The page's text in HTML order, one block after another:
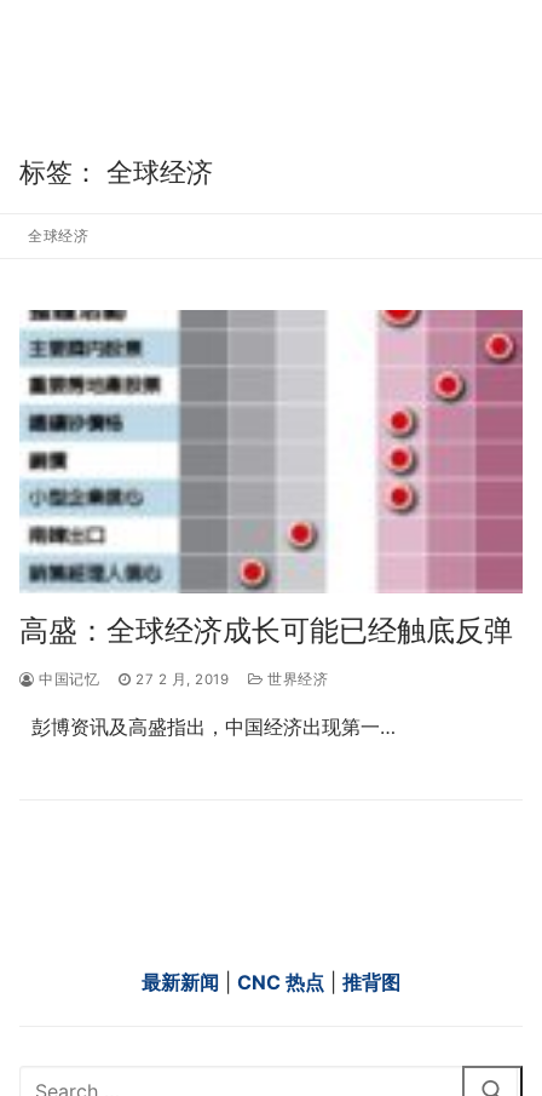
标签： 全球经济
全球经济
高盛：全球经济成长可能已经触底反弹
中国记忆 27 2 月, 2019 世界经济
彭博资讯及高盛指出，中国经济出现第一…
最新新闻 CNC 热点 推背图
Search